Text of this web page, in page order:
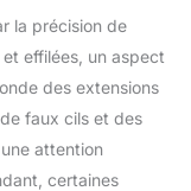
La colle est
qui la rend
confortable.
sans
clips
la précision de
effilées, un aspect
des extensions
faux cils et des
attention
certaines